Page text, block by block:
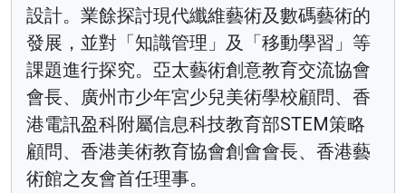
設計。業餘探討現代纖維藝術及數碼藝術的
發展，並對「知識管理」及「移動學習」等
課題進行探究。亞太藝術創意教育交流協會
會長、廣州市少年宮少兒美術學校顧問、香
港電訊盈科附屬信息科技教育部STEM策略
顧問、香港美術教育協會創會會長、香港藝
術館之友會首任理事。